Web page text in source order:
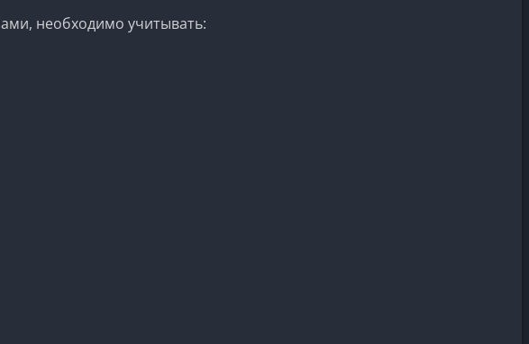
необходимо учитывать: